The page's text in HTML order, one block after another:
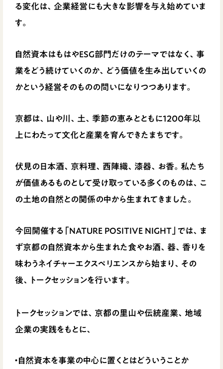
る変化は、企業経営にも大きな影響を与え始めていま
す。
自然資本はもはやESG部門だけのテーマではなく、事
業をどう続けていくのか、どう価値を生み出していくの
かという経営そのものの問いになりつつあります。
京都は、山や川、土、季節の恵みとともに1200年以
上にわたって文化と産業を育んできたまちです。
伏見の日本酒、京料理、西陣織、漆器、お香。私たち
が価値あるものとして受け取っている多くのものは、こ
の土地の自然との関係の中から生まれてきました。
今回開催する「NATURE POSITIVE NIGHT」では、ま
ず京都の自然資本から生まれた食やお酒、器、香りを
味わうネイチャーエクスペリエンスから始まり、その
後、トークセッションを行います。
トークセッションでは、京都の里山や伝統産業、地域
企業の実践をもとに、
・自然資本を事業の中心に置くとはどういうことか